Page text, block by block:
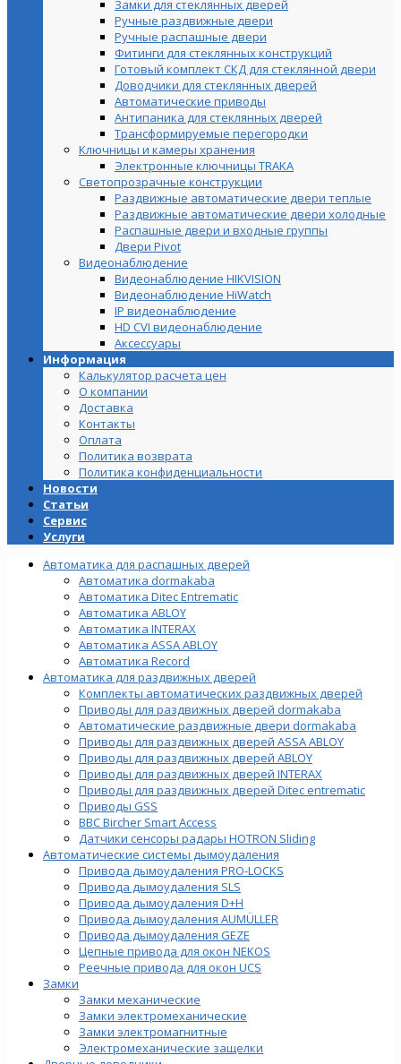
Замки для стеклянных дверей
Ручные раздвижные двери
Ручные распашные двери
Фитинги для стеклянных конструкций
Готовый комплект СКД для стеклянной двери
Доводчики для стеклянных дверей
Автоматические приводы
Антипаника для стеклянных дверей
Трансформируемые перегородки
Ключницы и камеры хранения
Электронные ключницы TRAKA
Светопрозрачные конструкции
Раздвижные автоматические двери теплые
Раздвижные автоматические двери холодные
Распашные двери и входные группы
Двери Pivot
Видеонаблюдение
Видеонаблюдение HIKVISION
Видеонаблюдение HiWatch
IP видеонаблюдение
HD CVI видеонаблюдение
Аксессуары
Информация
Калькулятор расчета цен
О компании
Доставка
Контакты
Оплата
Политика возврата
Политика конфиденциальности
Новости
Статьи
Сервис
Услуги
Автоматика для распашных дверей
Автоматика dormakaba
Автоматика Ditec Entrematic
Автоматика ABLOY
Автоматика INTERAX
Автоматика ASSA ABLOY
Автоматика Record
Автоматика для раздвижных дверей
Комплекты автоматических раздвижных дверей
Приводы для раздвижных дверей dormakaba
Автоматические раздвижные двери dormakaba
Приводы для раздвижных дверей ASSA ABLOY
Приводы для раздвижных дверей ABLOY
Приводы для раздвижных дверей INTERAX
Приводы для раздвижных дверей Ditec entrematic
Приводы GSS
BBC Bircher Smart Access
Датчики сенсоры радары HOTRON Sliding
Автоматические системы дымоудаления
Привода дымоудаления PRO-LOCKS
Привода дымоудаления SLS
Привода дымоудаления D+H
Привода дымоудаления AUMÜLLER
Привода дымоудаления GEZE
Цепные привода для окон NEKOS
Реечные привода для окон UСS
Замки
Замки механические
Замки электромеханические
Замки электромагнитные
Электромеханические защелки